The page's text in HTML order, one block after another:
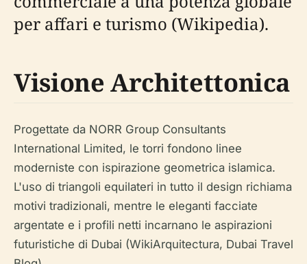
per affari e turismo (Wikipedia).
Visione Architettonica
Progettate da NORR Group Consultants
International Limited, le torri fondono linee
moderniste con ispirazione geometrica islamica.
L'uso di triangoli equilateri in tutto il design richiama
motivi tradizionali, mentre le eleganti facciate
argentate e i profili netti incarnano le aspirazioni
futuristiche di Dubai (WikiArquitectura, Dubai Travel